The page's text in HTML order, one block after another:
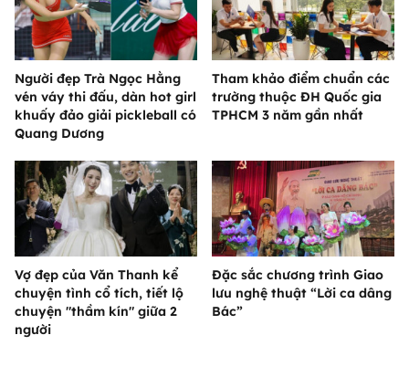
Người đẹp Trà Ngọc Hằng
vén váy thi đấu, dàn hot girl
khuấy đảo giải pickleball có
Quang Dương
Tham khảo điểm chuẩn các
trường thuộc ĐH Quốc gia
TPHCM 3 năm gần nhất
Vợ đẹp của Văn Thanh kể
chuyện tình cổ tích, tiết lộ
chuyện "thầm kín" giữa 2
người
Đặc sắc chương trình Giao
lưu nghệ thuật “Lời ca dâng
Bác”